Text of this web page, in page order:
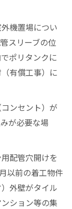
機置場につい
スリーブの位
ポリタンクに
有償工事）に
ンセント）が
が必要な場
配管穴開けを
以前の着工物件
外壁がタイル
ション等の集